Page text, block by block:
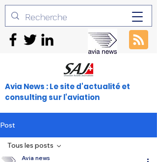
Avia News : Le site d'actualité et
consulting sur l'aviation
Post
Tous les posts
Avia news